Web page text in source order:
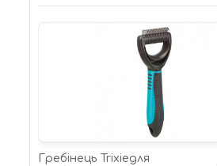
Гребінець Trixieдля